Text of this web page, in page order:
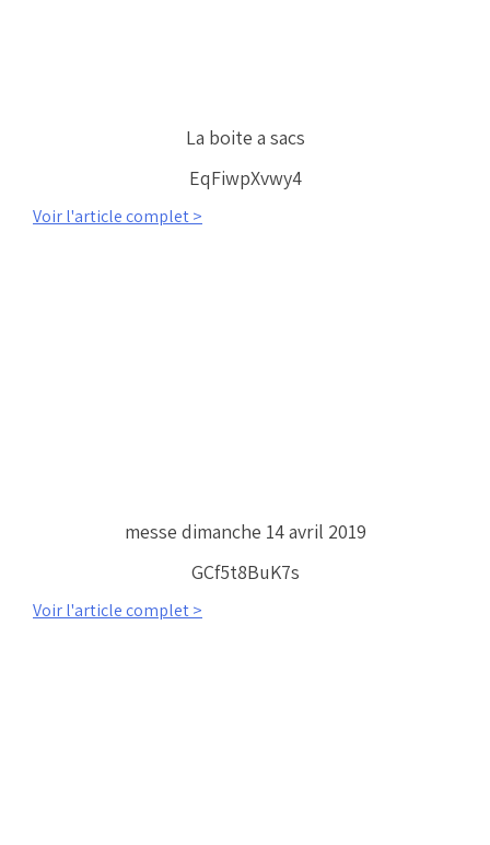
La boite a sacs
EqFiwpXvwy4
Voir l'article complet >
messe dimanche 14 avril 2019
GCf5t8BuK7s
Voir l'article complet >